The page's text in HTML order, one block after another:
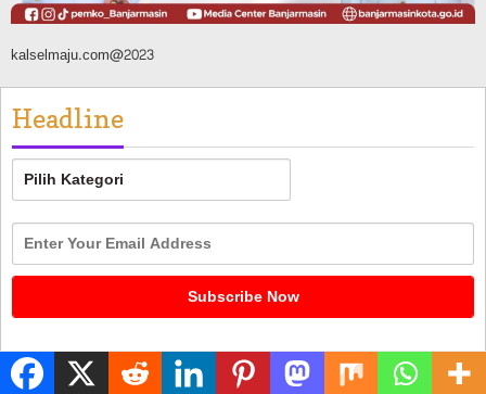
kalselmaju.com@2023
Headline
Headline